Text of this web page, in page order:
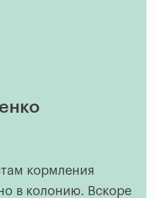
кормления
в колонию. Вскоре